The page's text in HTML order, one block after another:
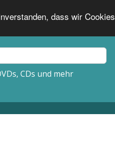
dass wir Cookies
CDs und mehr